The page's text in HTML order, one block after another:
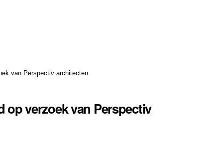
van Perspectiv architecten.
verzoek van Perspectiv